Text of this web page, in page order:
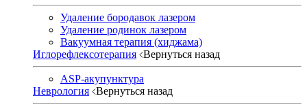
Удаление бородавок лазером
Удаление родинок лазером
Вакуумная терапия (хиджама)
Иглорефлексотерапия Вернуться назад
ASP-акупунктура
Неврология Вернуться назад